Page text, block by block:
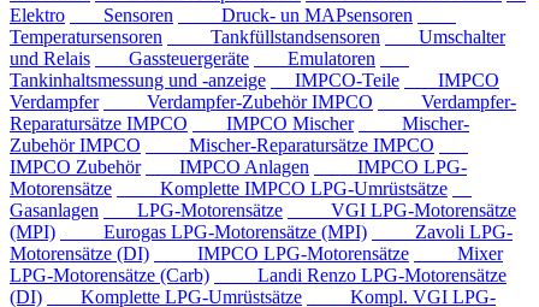
Elektro
Sensoren
Druck- un MAPsensoren
Temperatursensoren
Tankfüllstandsensoren
Umschalter
und Relais
Gassteuergeräte
Emulatoren
Tankinhaltsmessung und -anzeige
IMPCO-Teile
IMPCO
Verdampfer
Verdampfer-Zubehör IMPCO
Verdampfer-
Reparatursätze IMPCO
IMPCO Mischer
Mischer-
Zubehör IMPCO
Mischer-Reparatursätze IMPCO
IMPCO Zubehör
IMPCO Anlagen
IMPCO LPG-
Motorensätze
Komplette IMPCO LPG-Umrüstsätze
Gasanlagen
LPG-Motorensätze
VGI LPG-Motorensätze
(MPI)
Eurogas LPG-Motorensätze (MPI)
Zavoli LPG-
Motorensätze (DI)
IMPCO LPG-Motorensätze
Mixer
LPG-Motorensätze (Carb)
Landi Renzo LPG-Motorensätze
(DI)
Komplette LPG-Umrüstsätze
Kompl. VGI LPG-